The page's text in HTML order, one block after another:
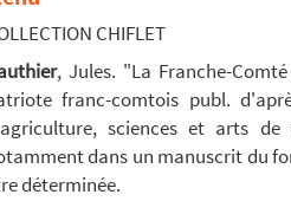
François, à Camb...
las pazes de Vervin... ...
Albert pour jurer la paix d...
l'observation de la pa...
embió al congresso de M...
Luxembourg, le 5 de j...
CHIFLET
, Jules. "La Franche-
franc-comtois publ.
sciences et arts de
dans un manuscrit du
déterminée.